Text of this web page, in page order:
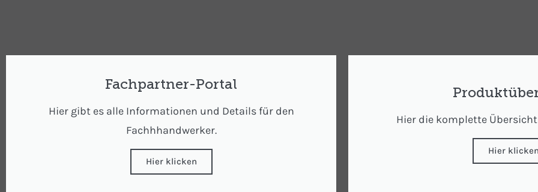
Fachpartner-Portal
Hier gibt es alle Informationen und Details für den
Fachhhandwerker.
Hier klicken
Hier die komplette
Hier klicken